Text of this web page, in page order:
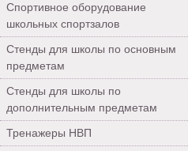
Спортивное оборудование
школьных спортзалов
Стенды для школы по основным
предметам
Стенды для школы по
дополнительным предметам
Тренажеры НВП